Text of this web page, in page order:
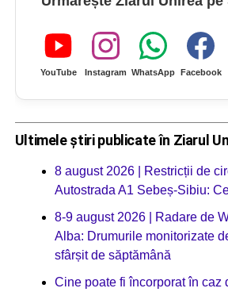
YouTube Instagram WhatsApp Facebook
Ultimele știri publicate în Ziarul
8 august 2026 | Restricții de
Autostrada A1 Sebeș-Sibiu:
8-9 august 2026 | Radare de
Alba: Drumurile monitorizate
sfârșit de săptămână
Cine poate fi încorporat în caz